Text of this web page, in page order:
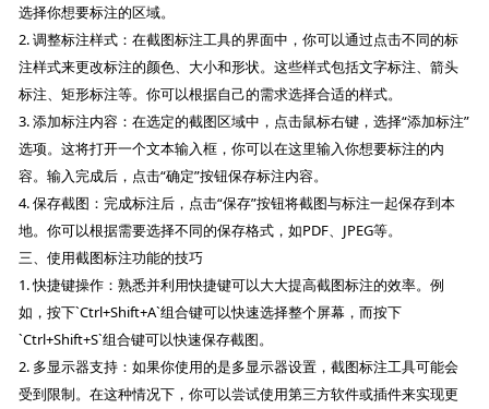
选择你想要标注的区域。
2. 调整标注样式：在截图标注工具的界面中，你可以通过点击不同的标
注样式来更改标注的颜色、大小和形状。这些样式包括文字标注、箭头
标注、矩形标注等。你可以根据自己的需求选择合适的样式。
3. 添加标注内容：在选定的截图区域中，点击鼠标右键，选择“添加标注”
选项。这将打开一个文本输入框，你可以在这里输入你想要标注的内
容。输入完成后，点击“确定”按钮保存标注内容。
4. 保存截图：完成标注后，点击“保存”按钮将截图与标注一起保存到本
地。你可以根据需要选择不同的保存格式，如PDF、JPEG等。
三、使用截图标注功能的技巧
1. 快捷键操作：熟悉并利用快捷键可以大大提高截图标注的效率。例
如，按下`Ctrl+Shift+A`组合键可以快速选择整个屏幕，而按下
`Ctrl+Shift+S`组合键可以快速保存截图。
2. 多显示器支持：如果你使用的是多显示器设置，截图标注工具可能会
受到限制。在这种情况下，你可以尝试使用第三方软件或插件来实现更